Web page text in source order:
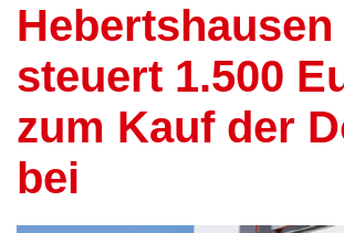
Hebertshausen
steuert 1.500
zum Kauf der
bei